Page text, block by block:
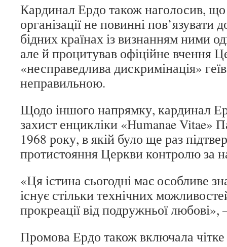
Кардинал Ердо також наголосив,
організації не повинні пов’язувати
бідних країнах із визнанням ними
але й процитував офіційне вчення
«несправедлива дискримінація»
неправильною.
Щодо іншого напрямку, кардинал
захист енцикліки «Humanae Vitae»
1968 року, в якій було ще раз
протистояння Церкви контролю за
«Ця істина сьогодні має особливе
існує стільки технічних
прокреації від подружньої любові»,
Промова Ердо також включала чітке